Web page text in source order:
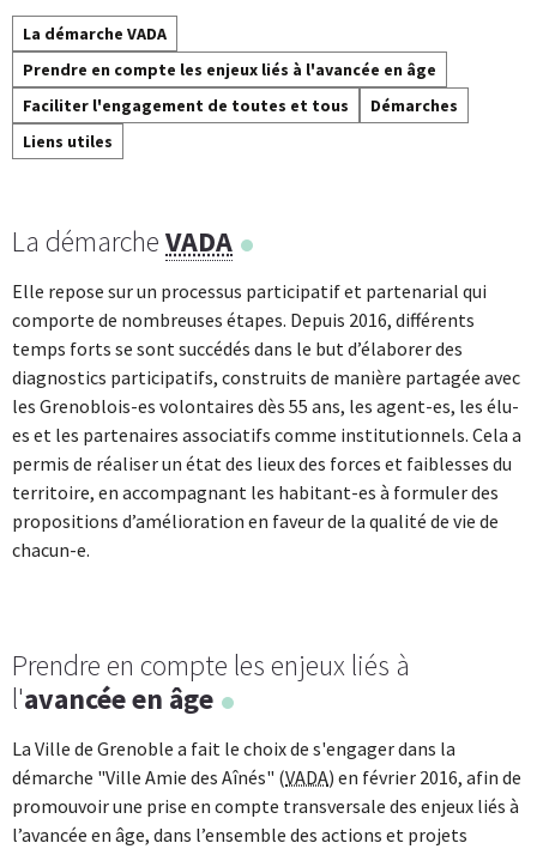
La démarche VADA
Prendre en compte les enjeux liés à l'avancée en âge
Faciliter l'engagement de toutes et tous
Démarches
Liens utiles
La démarcheVADA
Elle repose sur un processus participatif et partenarial qui
comporte de nombreuses étapes. Depuis 2016, différents
temps forts se sont succédés dans le but d’élaborer des
diagnostics participatifs, construits de manière partagée avec
les Grenoblois-es volontaires dès 55 ans, les agent-es, les élu-
es et les partenaires associatifs comme institutionnels. Cela a
permis de réaliser un état des lieux des forces et faiblesses du
territoire, en accompagnant les habitant-es à formuler des
propositions d’amélioration en faveur de la qualité de vie de
chacun-e.
Prendre en compte les enjeux liés à
l'avancée en âge
La Ville de Grenoble a fait le choix de s'engager dans la
démarche "Ville Amie des Aînés" (VADA) en février 2016, afin de
promouvoir une prise en compte transversale des enjeux liés à
l’avancée en âge, dans l’ensemble des actions et projets